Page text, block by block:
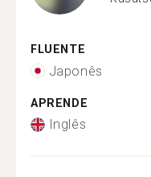
FLUENTE
Japonês
APRENDE
Inglês